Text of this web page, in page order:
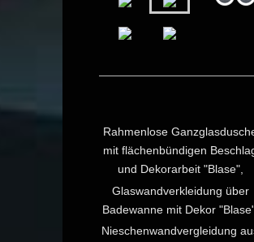
Rahmenlose
mit flächenbündigen
und Dekorarbeit "Blase",
Glaswandverkleidung über
Badewanne mit Dekor
Nieschenwandvergleidung